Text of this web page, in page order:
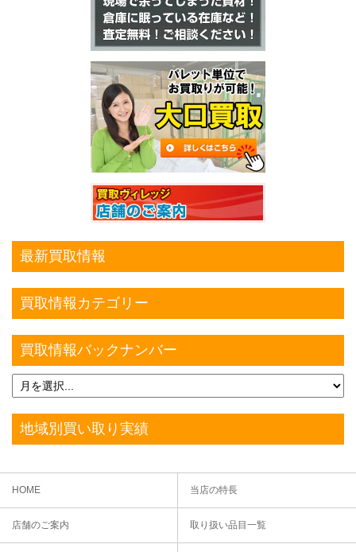
最新買取情報
買取情報カテゴリー
買取情報バックナンバー
地域別買い取り実績
HOME 当店の特長
店舗のご案内 取り扱い品目一覧